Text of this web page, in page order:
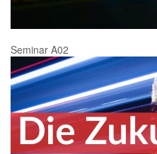
Seminar A02